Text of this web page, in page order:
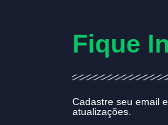
Fique
Cadastre seu email
atualizações.